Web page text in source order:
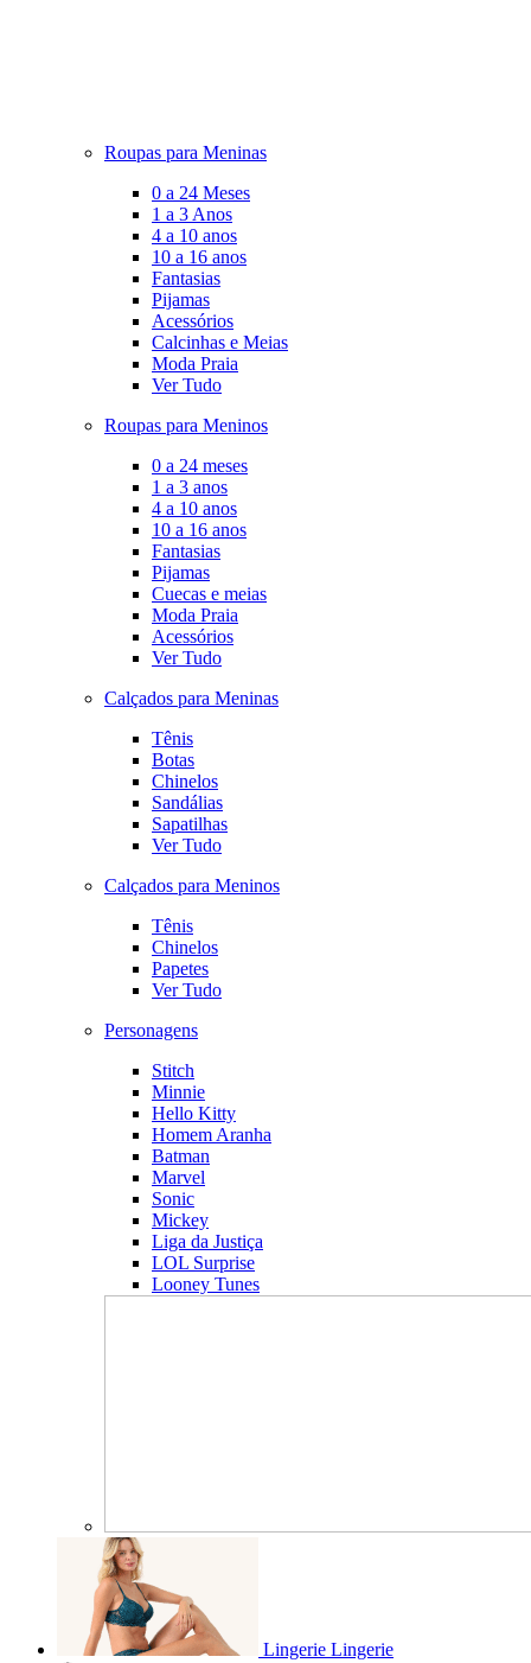
Roupas para Meninas
0 a 24 Meses
1 a 3 Anos
4 a 10 anos
10 a 16 anos
Fantasias
Pijamas
Acessórios
Calcinhas e Meias
Moda Praia
Ver Tudo
Roupas para Meninos
0 a 24 meses
1 a 3 anos
4 a 10 anos
10 a 16 anos
Fantasias
Pijamas
Cuecas e meias
Moda Praia
Acessórios
Ver Tudo
Calçados para Meninas
Tênis
Botas
Chinelos
Sandálias
Sapatilhas
Ver Tudo
Calçados para Meninos
Tênis
Chinelos
Papetes
Ver Tudo
Personagens
Stitch
Minnie
Hello Kitty
Homem Aranha
Batman
Marvel
Sonic
Mickey
Liga da Justiça
LOL Surprise
Looney Tunes
Lingerie Lingerie